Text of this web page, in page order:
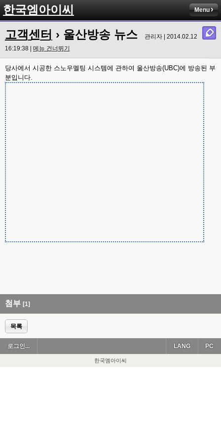
한국엠아이씨 Menu
고객센터 › 울산방송 뉴스
관리자 | 2014.02.12
16:19:38 | 메뉴 건너뛰기
당사에서 시공한 스노우멜팅 시스템에 관하여 울산방송(UBC)에 방송된 부
분입니다.
첨부 [1]
목록
로그인... PC
LANG
한국엠아이씨